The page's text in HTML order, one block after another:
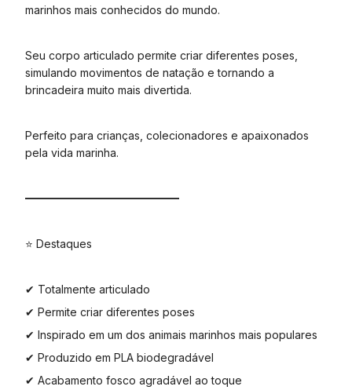
marinhos mais conhecidos do mundo.
Seu corpo articulado permite criar diferentes poses,
simulando movimentos de natação e tornando a
brincadeira muito mais divertida.
Perfeito para crianças, colecionadores e apaixonados
pela vida marinha.
━━━━━━━━━━━━━━
⭐ Destaques
✔ Totalmente articulado
✔ Permite criar diferentes poses
✔ Inspirado em um dos animais marinhos mais populares
✔ Produzido em PLA biodegradável
✔ Acabamento fosco agradável ao toque